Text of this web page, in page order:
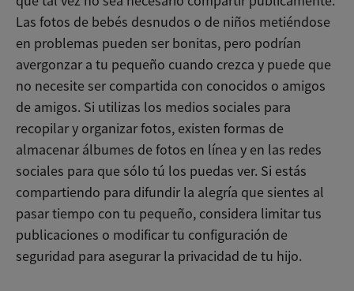
Las fotos de bebés desnudos o de niños metiéndose
en problemas pueden ser bonitas, pero podrían
avergonzar a tu pequeño cuando crezca y puede que
no necesite ser compartida con conocidos o amigos
de amigos. Si utilizas los medios sociales para
recopilar y organizar fotos, existen formas de
almacenar álbumes de fotos en línea y en las redes
sociales para que sólo tú los puedas ver. Si estás
compartiendo para difundir la alegría que sientes al
pasar tiempo con tu pequeño, considera limitar tus
publicaciones o modificar tu configuración de
seguridad para asegurar la privacidad de tu hijo.